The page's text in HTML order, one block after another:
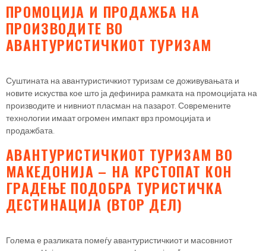
ПРОМОЦИЈА И ПРОДАЖБА НА
ПРОИЗВОДИТЕ ВО
АВАНТУРИСТИЧКИОТ ТУРИЗАМ
Суштината на авантуристичкиот туризам се доживувањата и
новите искуства кое што ја дефинира рамката на промоцијата на
производите и нивниот пласман на пазарот. Современите
технологии имаат огромен импакт врз промоцијата и
продажбата.
АВАНТУРИСТИЧКИОТ ТУРИЗАМ ВО
МАКЕДОНИЈА – НА КРСТОПАТ КОН
ГРАДЕЊЕ ПОДОБРА ТУРИСТИЧКА
ДЕСТИНАЦИЈА (ВТОР ДЕЛ)
Голема е разликата помеѓу авантуристичкиот и масовниот